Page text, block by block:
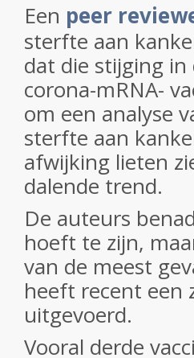
Een peer
sterfte aan
dat die stijging in
corona-mRNA-
om een analyse
sterfte aan
afwijking lieten
dalende trend.
De auteurs
hoeft te zijn,
van de meest
heeft recent een
uitgevoerd.
Vooral derde